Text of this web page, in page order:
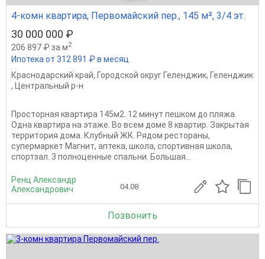
4-комн квартира, Первомайский пер., 145 м², 3/4 эт.
30 000 000 ₽
206 897 ₽ за м2
Ипотека от 312 891 ₽ в месяц
Краснодарский край, Городской округ Геленджик, Геленджик
,
Центральный р-н
Просторная квартира 145м2. 12 минут пешком до пляжа.
Одна квартира на этаже. Во всем доме 8 квартир. Закрытая
территория дома. Клубный ЖК. Рядом рестораны,
супермаркет Магнит, аптека, школа, спортивная школа,
спортзал. 3 полноценные спальни. Большая...
Ренц Александр
Александрович
04.08
Позвонить